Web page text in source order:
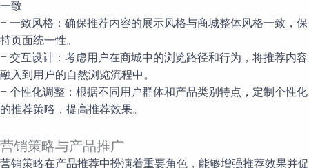
一致
– 一致风格：确保推荐内容的展示风格与商城整体风格一致，保
持页面统一性。
– 交互设计：考虑用户在商城中的浏览路径和行为，将推荐内容
融入到用户的自然浏览流程中。
– 个性化调整：根据不同用户群体和产品类别特点，定制个性化
的推荐策略，提高推荐效果。
营销策略与产品推广
营销策略在产品推荐中扮演着重要角色，能够增强推荐效果并促